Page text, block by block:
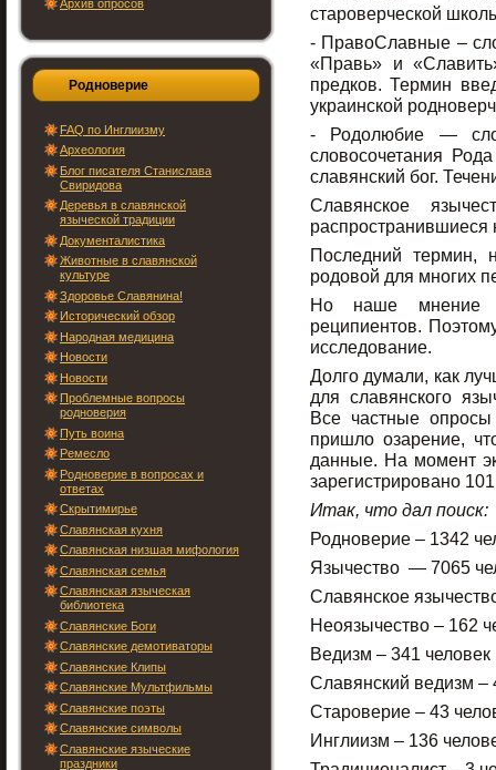
Архив опросов
Родноверие
FAQ по Инглиизму
Археология
Блог писателя Станислава
Свиридова
Деревья в славянской
языческой традиции
Документалистика
Животные в славянской
культуре
Здоровье Славянина!
Исторический обзор
Народная медицина
Новости
Новости
Проблемные вопросы
родноверия
Путь воина
Ремесло
Родноверие в вопросах и
ответах
Скрытимирье
Славянская кухня
Славянская низшая мифология
Славянская семья
Славянская языческая
библиотека
Славянские Боги
Славянские демотиваторы
Славянские Клипы
Славянские Мультфильмы
Славянские поэты
Славянские символы
Славянские языческие
праздники
староверческой
- ПравоСлавные –
«Правь» и
предков. Термин
украинской
- Родолюбие —
словосочетания
славянский бог.
Славянское
распространившиеся
Последний термин,
родовой для многих
Но наше мнение
реципиентов.
исследование.
Долго думали, как
для славянского
Все частные
пришло озарение,
данные. На момент
зарегистрировано
Итак, что дал поиск:
Родноверие –
Язычество —
Славянское
Неоязычество –
Ведизм – 341
Славянский
Староверие –
Инглиизм –